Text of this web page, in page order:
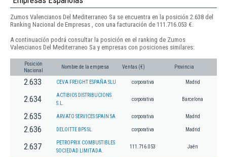
Zumos Valencianos Del Mediterraneo Sa se encuentra en la posición 2.638 del
Ranking Nacional de Empresas , con una facturación de 111.716.053 €.
A continuación podrá consultar la posición en el ranking de Zumos
Valencianos Del Mediterraneo Sa y empresas con posiciones similares:
Posición
Nacional
Nombre de la empresa Ventas (€) Provincia
2.633 CEVA FREIGHT ESPAÑA SLU corporativa Madrid
2.634
ACTIBIOS DISTRIBUCIONS
S.L.
corporativa Barcelona
2.635 ARVATO SERVICES SPAIN SA corporativa Madrid
2.636 DELOITTE BPS SL corporativa Madrid
2.637
PETROPRIX COMBUSTIBLES
SOCIEDAD LIMITADA.
111.716.053 Jaén